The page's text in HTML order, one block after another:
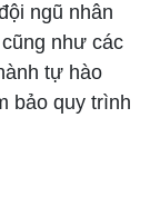
ngũ nhân
cũng như các
tự hào
bảo quy trình